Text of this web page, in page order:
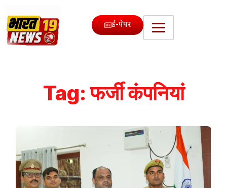
ई-पेपर
Tag:फर्जी कंपनियां